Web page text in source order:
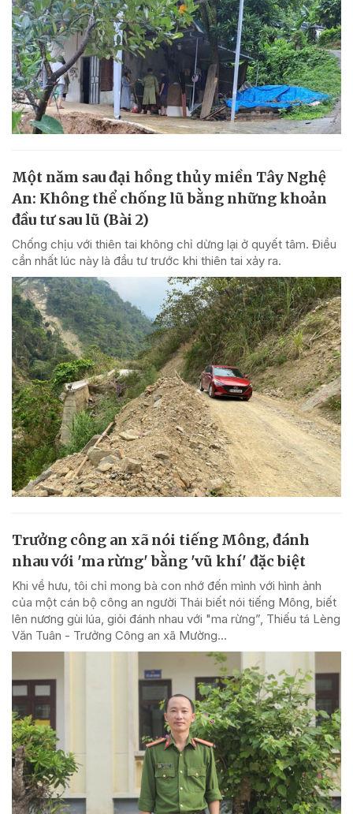
Một năm sau đại hồng thủy miền Tây Nghệ
An: Không thể chống lũ bằng những khoản
đầu tư sau lũ (Bài 2)
Chống chịu với thiên tai không chỉ dừng lại ở quyết tâm. Điều
cần nhất lúc này là đầu tư trước khi thiên tai xảy ra.
Trưởng công an xã nói tiếng Mông, đánh
nhau với 'ma rừng' bằng 'vũ khí' đặc biệt
Khi về hưu, tôi chỉ mong bà con nhớ đến mình với hình ảnh
của một cán bộ công an người Thái biết nói tiếng Mông, biết
lên nương gùi lúa, giỏi đánh nhau với "ma rừng”, Thiếu tá Lèng
Văn Tuân - Trưởng Công an xã Mường...